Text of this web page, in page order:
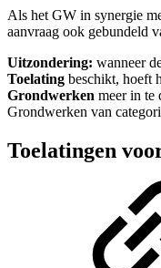
Als het GW in synergie
aanvraag ook gebundeld
Uitzondering: wanneer
Toelating beschikt, hoeft
Grondwerken meer in te
Grondwerken van
Toelatingen